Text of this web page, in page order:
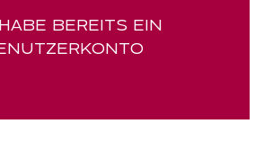
BEREITS EIN